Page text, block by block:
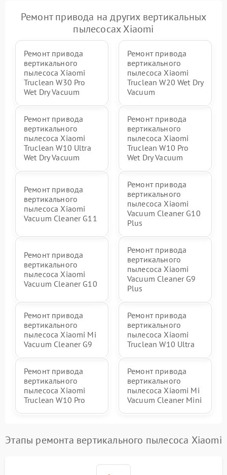
Ремонт привода на других вертикальных
пылесосах Xiaomi
Ремонт привода
вертикального
пылесоса Xiaomi
Truclean W30 Pro
Wet Dry Vacuum
Ремонт привода
вертикального
пылесоса Xiaomi
Truclean W20 Wet Dry
Vacuum
Ремонт привода
вертикального
пылесоса Xiaomi
Truclean W10 Ultra
Wet Dry Vacuum
Ремонт привода
вертикального
пылесоса Xiaomi
Truclean W10 Pro
Wet Dry Vacuum
Ремонт привода
вертикального
пылесоса Xiaomi
Vacuum Cleaner G11
Ремонт привода
вертикального
пылесоса Xiaomi
Vacuum Cleaner G10
Plus
Ремонт привода
вертикального
пылесоса Xiaomi
Vacuum Cleaner G10
Ремонт привода
вертикального
пылесоса Xiaomi
Vacuum Cleaner G9
Plus
Ремонт привода
вертикального
пылесоса Xiaomi Mi
Vacuum Cleaner G9
Ремонт привода
вертикального
пылесоса Xiaomi
Truclean W10 Ultra
Ремонт привода
вертикального
пылесоса Xiaomi
Truclean W10 Pro
Ремонт привода
вертикального
пылесоса Xiaomi Mi
Vacuum Cleaner Mini
Этапы ремонта вертикального пылесоса Xiaomi